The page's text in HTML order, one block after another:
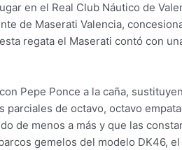
en el Real Club Náutico de
de Maserati Valencia,
regata el Maserati contó con
Pepe Ponce a la caña,
parciales de octavo, octavo
de menos a más y que las
gemelos del modelo DK46,